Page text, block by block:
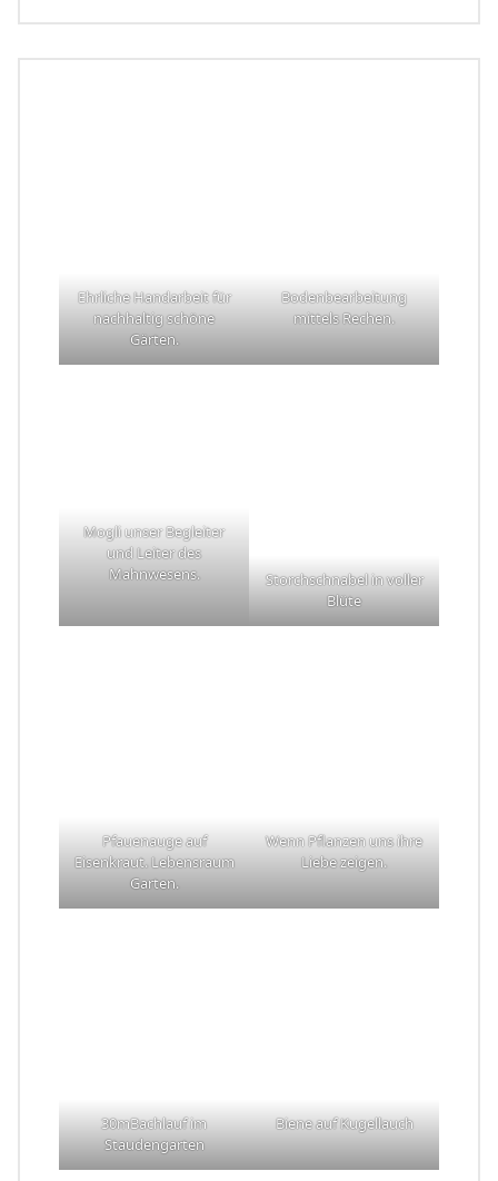
Ehrliche Handarbeit für
nachhaltig schöne
Gärten.
Bodenbearbeitung
mittels Rechen.
Mogli unser Begleiter
und Leiter des
Mahnwesens.
Storchschnabel in voller
Blüte
Pfauenauge auf
Eisenkraut. Lebensraum
Garten.
Wenn Pflanzen uns ihre
Liebe zeigen.
30mBachlauf im
Staudengarten
Biene auf Kugellauch